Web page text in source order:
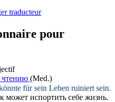
pour
чтению (Med.)
für sein Leben ruiniert sein.
может испортить себе жизнь.